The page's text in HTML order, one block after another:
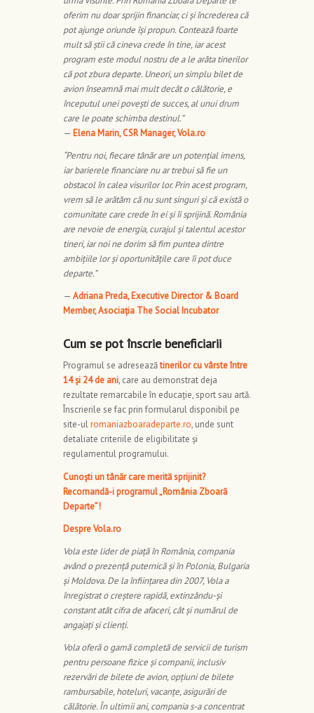
oferim nu doar sprijin financiar, ci și încrederea că
pot ajunge oriunde își propun. Contează foarte
mult să știi că cineva crede în tine, iar acest
program este modul nostru de a le arăta tinerilor
că pot zbura departe. Uneori, un simplu bilet de
avion înseamnă mai mult decât o călătorie, e
începutul unei povești de succes, al unui drum
care le poate schimba destinul.”
— Elena Marin, CSR Manager, Vola.ro
“Pentru noi, fiecare tânăr are un potențial imens,
iar barierele financiare nu ar trebui să fie un
obstacol în calea visurilor lor. Prin acest program,
vrem să le arătăm că nu sunt singuri și că există o
comunitate care crede în ei și îi sprijină. România
are nevoie de energia, curajul și talentul acestor
tineri, iar noi ne dorim să fim puntea dintre
ambițiile lor și oportunitățile care îi pot duce
departe.”
— Adriana Preda, Executive Director & Board
Member, Asociația The Social Incubator
Cum se pot înscrie beneficiarii
Programul se adreseazătinerilor cu vârste între
14 și 24 de ani, care au demonstrat deja
rezultate remarcabile în educație, sport sau artă.
Înscrierile se fac prin formularul disponibil pe
site-ulromaniazboaradeparte.ro, unde sunt
detaliate criteriile de eligibilitate și
regulamentul programului.
Cunoști un tânăr care merită sprijinit?
Recomandă-i programul „România Zboară
Departe”!
Despre Vola.ro
Vola este lider de piață în România, compania
având o prezență puternică și în Polonia, Bulgaria
și Moldova. De la înființarea din 2007, Vola a
înregistrat o creștere rapidă, extinzându-și
constant atât cifra de afaceri, cât și numărul de
angajați și clienți.
Vola oferă o gamă completă de servicii de turism
pentru persoane fizice și companii, inclusiv
rezervări de bilete de avion, opțiuni de bilete
rambursabile, hoteluri, vacanțe, asigurări de
călătorie. În ultimii ani, compania s-a concentrat